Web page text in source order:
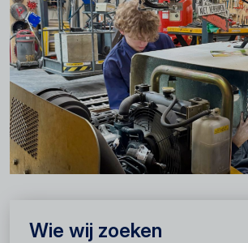
Wie wij zoeken